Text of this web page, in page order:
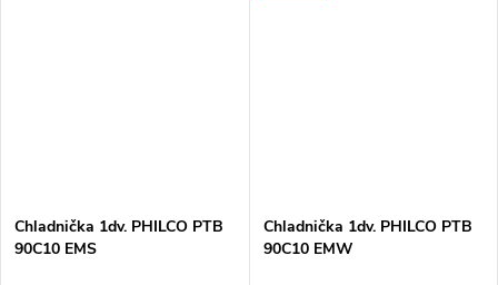
Chladnička 1dv. PHILCO PTB
90C10 EMS
Chladnička 1dv. PHILCO PTB
90C10 EMW